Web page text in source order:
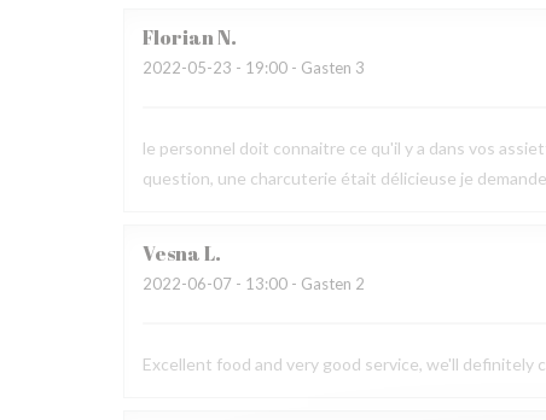
FlorianN
2022-05-23 - 19:00 - Gasten 3
le personnel doit connaitre ce qu'il y a dans vos
question, une charcuterie était délicieuse je
VesnaL
2022-06-07 - 13:00 - Gasten 2
Excellent food and very good service, we'll definitely